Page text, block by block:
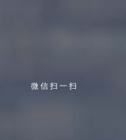
微信扫一扫